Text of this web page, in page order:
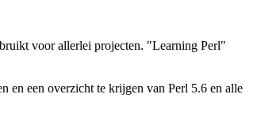
voor allerlei projecten. "Learning Perl"
en een overzicht te krijgen van Perl 5.6 en alle